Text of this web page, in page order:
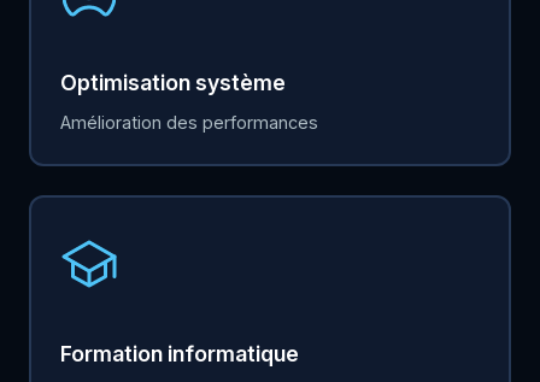
Optimisation système
Amélioration des performances
Formation informatique